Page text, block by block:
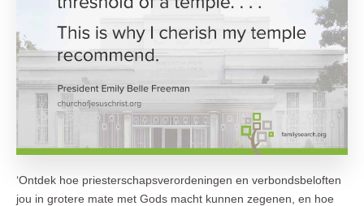
‘Ontdek hoe priesterschapsverordeningen en verbondsbeloften
jou in grotere mate met Gods macht kunnen zegenen, en hoe